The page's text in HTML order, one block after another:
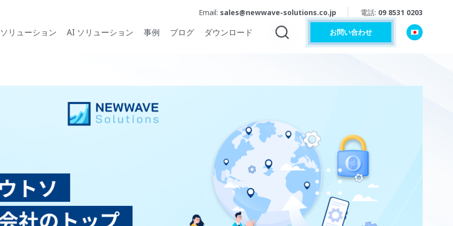
Email: sales@newwave-solutions.co.jp 電話: 09 8531 0203
ソリューション AI ソリューション 事例 ブログ ダウンロード お問い合わせ